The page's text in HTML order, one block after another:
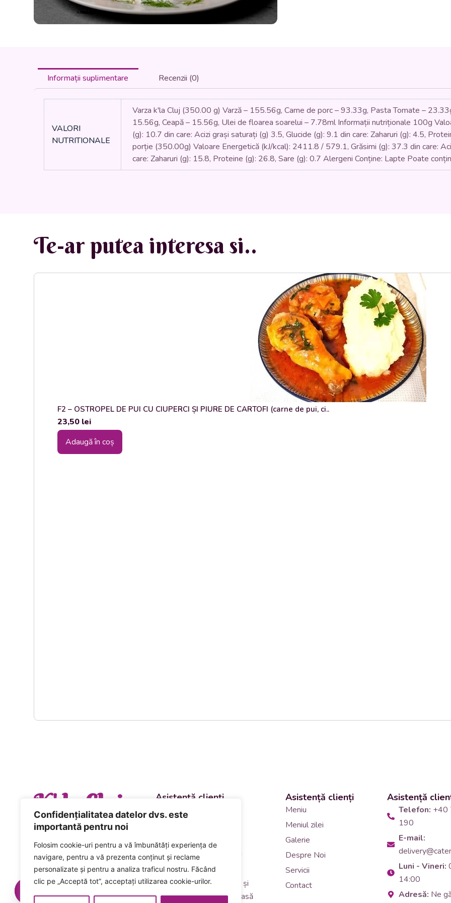
Confidențialitatea datelor dvs. este
importantă pentru noi
Folosim cookie-uri pentru a vă îmbunătăți experiența de
navigare, pentru a vă prezenta conținut și reclame
personalizate și pentru a analiza traficul nostru. Făcând
clic pe „Acceptă tot”, acceptați utilizarea cookie-urilor.
(carne
smântână)
-
350
gr.
Informații suplimentare Recenzii (0)
VALORI
NUTRITIONALE
Varza k'la Cluj (350.00 g) Varză – 155.56g, Carne de porc – 93.33g, Pasta Tomate –
15.56g, Ceapă – 15.56g, Ulei de floarea soarelui – 7.78ml Informații nutriționale 100g
(g): 10.7 din care: Acizi grași saturați (g) 3.5, Glucide (g): 9.1 din care: Zaharuri (g): 4.5,
porție (350.00g) Valoare Energetică (kJ/kcal): 2411.8 / 579.1, Grăsimi (g): 37.3 din care:
care: Zaharuri (g): 15.8, Proteine (g): 26.8, Sare (g): 0.7 Alergeni Conține: Lapte Poate
Te-ar putea interesa si..
F2 – OSTROPEL DE PUI CU CIUPERCI ȘI PIURE DE CARTOFI (carne de pui, ci..
23,50 lei
Adaugă în coș
K' la Cluj Asistență clienți
Departament vânzări și
Comenzi și livrări catering
+40 746 223 190
Acceptăm plata numerar și
card inclusiv carduri de masă
Asistență clienți
Meniu
Meniul zilei
Galerie
Despre Noi
Servicii
Contact
Asistență
Telefon: +40
190
E-mail:
Luni - Vineri:
14:00
Adresă: Ne